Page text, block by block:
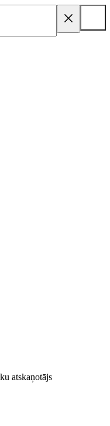
atskaņotājs